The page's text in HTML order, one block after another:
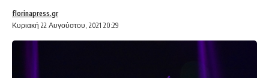
Κυριακή 22 Αυγούστου, 2021 20:29
florinapress.gr